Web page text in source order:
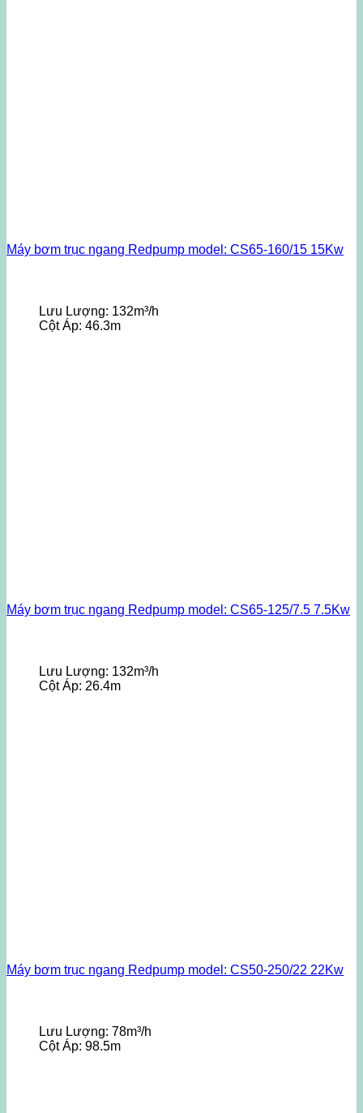
Máy bơm trục ngang Redpump model: CS65-160/15 15Kw
Lưu Lượng: 132m³/h
Cột Áp: 46.3m
Máy bơm trục ngang Redpump model: CS65-125/7.5 7.5Kw
Lưu Lượng: 132m³/h
Cột Áp: 26.4m
Máy bơm trục ngang Redpump model: CS50-250/22 22Kw
Lưu Lượng: 78m³/h
Cột Áp: 98.5m